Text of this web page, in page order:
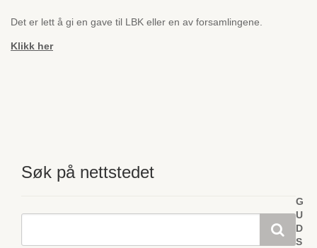
Det er lett å gi en gave til LBK eller en av forsamlingene.
Klikk her
Søk på nettstedet
G
U
D
S